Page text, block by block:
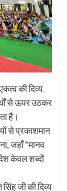
की दिव्य
से ऊपर उठकर
है।
से प्रकाशमान
जहाँ “मानव
केवल शब्दों
जी की दिव्य